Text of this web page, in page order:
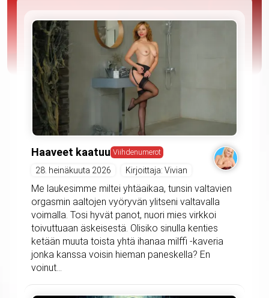
Haaveet kaatuu Viihdenumerot
28. heinäkuuta 2026 Kirjoittaja: Vivian
Me laukesimme miltei yhtäaikaa, tunsin valtavien
orgasmin aaltojen vyöryvän ylitseni valtavalla
voimalla. Tosi hyvät panot, nuori mies virkkoi
toivuttuaan äskeisestä. Olisiko sinulla kenties
ketään muuta toista yhtä ihanaa milffi -kaveria
jonka kanssa voisin hieman paneskella? En
voinut...